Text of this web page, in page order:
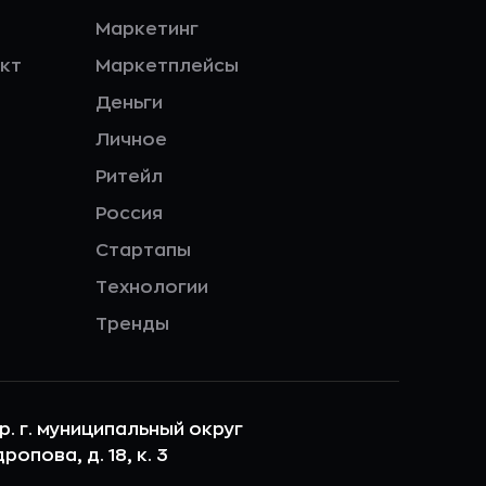
Маркетинг
Маркетплейсы
Деньги
Личное
Ритейл
Россия
Стартапы
Технологии
Тренды
г. муниципальный округ
д. 18, к. 3